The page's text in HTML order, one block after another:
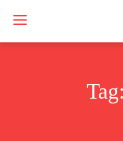
Tag: